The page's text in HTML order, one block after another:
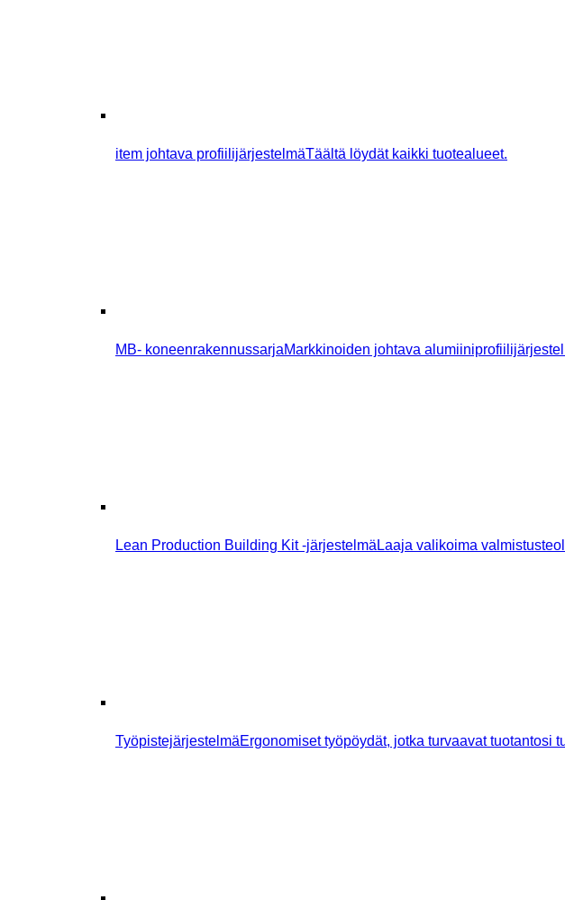
item johtava profiilijärjestelmäTäältä löydät kaikki tuotealueet.
MB- koneenrakennussarjaMarkkinoiden johtava
Lean Production Building Kit -järjestelmä Laaja valikoima
TyöpistejärjestelmäErgonomiset työpöydät, jotka turvaavat tuotantosi